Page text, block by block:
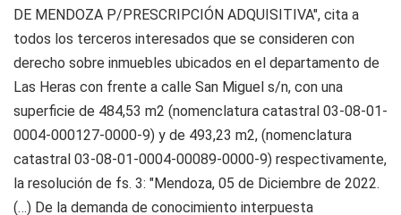
DE MENDOZA P/PRESCRIPCIÓN ADQUISITIVA", cita a
todos los terceros interesados que se consideren con
derecho sobre inmuebles ubicados en el departamento de
Las Heras con frente a calle San Miguel s/n, con una
superficie de 484,53 m2 (nomenclatura catastral 03-08-01-
0004-000127-0000-9) y de 493,23 m2, (nomenclatura
catastral 03-08-01-0004-00089-0000-9) respectivamente,
la resolución de fs. 3: "Mendoza, 05 de Diciembre de 2022.
(…) De la demanda de conocimiento interpuesta